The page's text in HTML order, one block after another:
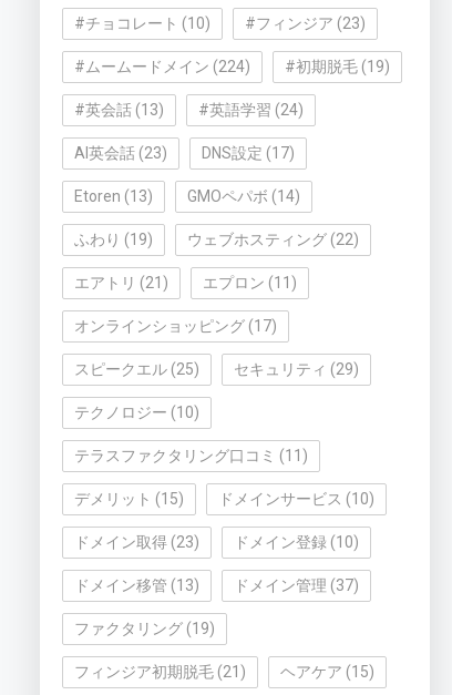
#チョコレート (10) #フィンジア (23)
#ムームードメイン (224) #初期脱毛(19)
#英会話(13) #英語学習 (24)
AI英会話(23) DNS設定 (17)
Etoren (13) GMOペパボ (14)
ふわり (19) ウェブホスティング(22)
エアトリ (21) エプロン (11)
オンラインショッピング(17)
スピークエル(25) セキュリティ (29)
テクノロジー (10)
テラスファクタリング口コミ (11)
デメリット (15) ドメインサービス (10)
ドメイン取得(23) ドメイン登録 (10)
ドメイン移管 (13) ドメイン管理 (37)
ファクタリング(19)
フィンジア初期脱毛(21) ヘアケア (15)